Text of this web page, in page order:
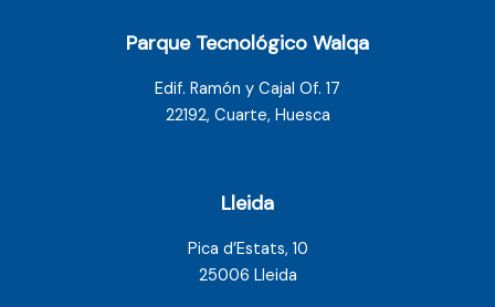
Parque Tecnológico Walqa
Edif. Ramón y Cajal Of. 17
22192, Cuarte, Huesca
Lleida
Pica d’Estats, 10
25006 Lleida